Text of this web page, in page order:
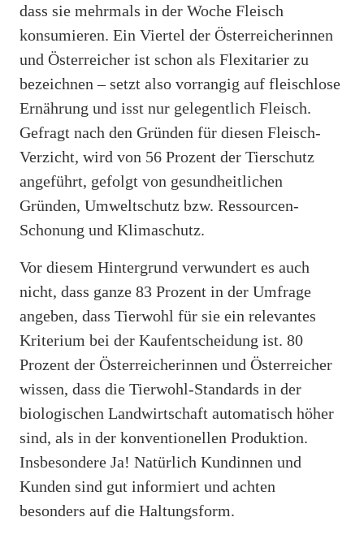
dass sie mehrmals in der Woche Fleisch
konsumieren. Ein Viertel der Österreicherinnen
und Österreicher ist schon als Flexitarier zu
bezeichnen – setzt also vorrangig auf fleischlose
Ernährung und isst nur gelegentlich Fleisch.
Gefragt nach den Gründen für diesen Fleisch-
Verzicht, wird von 56 Prozent der Tierschutz
angeführt, gefolgt von gesundheitlichen
Gründen, Umweltschutz bzw. Ressourcen-
Schonung und Klimaschutz.
Vor diesem Hintergrund verwundert es auch
nicht, dass ganze 83 Prozent in der Umfrage
angeben, dass Tierwohl für sie ein relevantes
Kriterium bei der Kaufentscheidung ist. 80
Prozent der Österreicherinnen und Österreicher
wissen, dass die Tierwohl-Standards in der
biologischen Landwirtschaft automatisch höher
sind, als in der konventionellen Produktion.
Insbesondere Ja! Natürlich Kundinnen und
Kunden sind gut informiert und achten
besonders auf die Haltungsform.